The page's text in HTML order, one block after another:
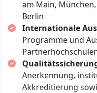
am Main,
Berlin
Internationale
Programme und
Anerkennung,
Akkreditierung
Betriebswirtschaft ·
Marketing &
Communications
Duales Studium
Bachelor of Arts (B.A.)
6 Semester
Deutsch